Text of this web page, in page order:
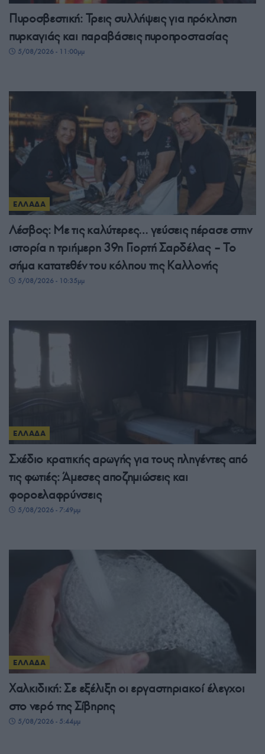
Πυροσβεστική: Τρεις συλλήψεις για πρόκληση
πυρκαγιάς και παραβάσεις πυροπροστασίας
5/08/2026 - 11:00μμ
ΕΛΛΑΔΑ
Λέσβος: Με τις καλύτερες… γεύσεις πέρασε στην
ιστορία η τριήμερη 39η Γιορτή Σαρδέλας – Το
σήμα κατατεθέν του κόλπου της Καλλονής
5/08/2026 - 10:35μμ
ΕΛΛΑΔΑ
Σχέδιο κρατικής αρωγής για τους πληγέντες από
τις φωτιές: Άμεσες αποζημιώσεις και
φοροελαφρύνσεις
5/08/2026 - 7:49μμ
ΕΛΛΑΔΑ
Χαλκιδική: Σε εξέλιξη οι εργαστηριακοί έλεγχοι
στο νερό της Σίβηρης
5/08/2026 - 5:44μμ